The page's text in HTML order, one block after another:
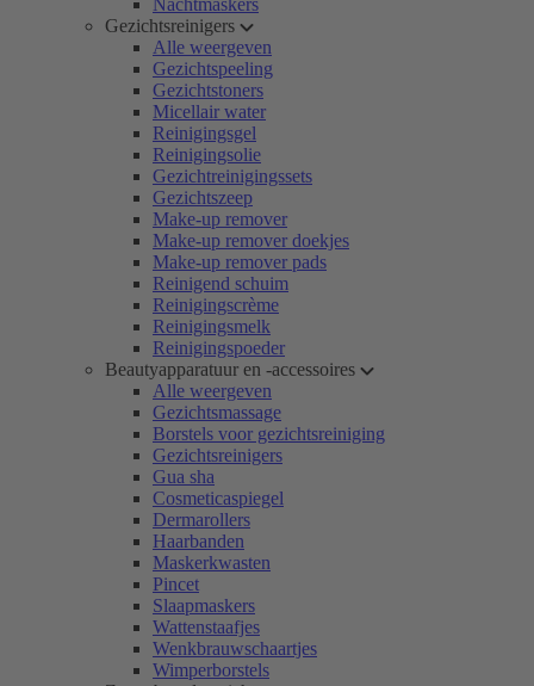
Nachtmaskers
Gezichtsreinigers
Alle weergeven
Gezichtspeeling
Gezichtstoners
Micellair water
Reinigingsgel
Reinigingsolie
Gezichtreinigingssets
Gezichtszeep
Make-up remover
Make-up remover doekjes
Make-up remover pads
Reinigend schuim
Reinigingscrème
Reinigingsmelk
Reinigingspoeder
Beautyapparatuur en -accessoires
Alle weergeven
Gezichtsmassage
Borstels voor gezichtsreiniging
Gezichtsreinigers
Gua sha
Cosmeticaspiegel
Dermarollers
Haarbanden
Maskerkwasten
Pincet
Slaapmaskers
Wattenstaafjes
Wenkbrauwschaartjes
Wimperborstels